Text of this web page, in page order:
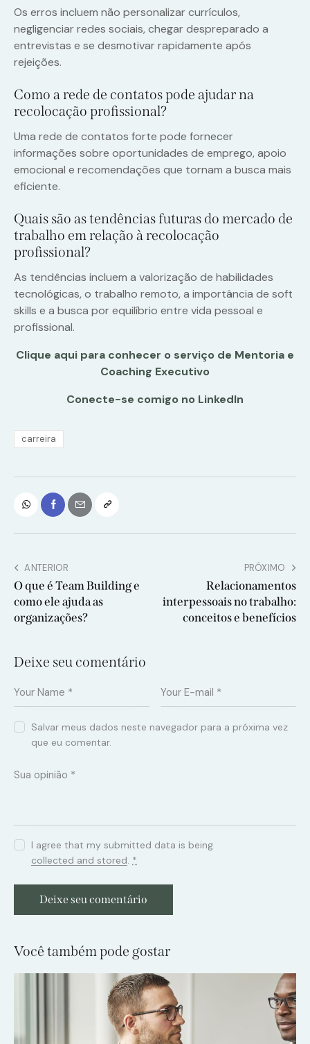
Os erros incluem não personalizar currículos,
negligenciar redes sociais, chegar despreparado a
entrevistas e se desmotivar rapidamente após
rejeições.
Como a rede de contatos pode ajudar na
recolocação profissional?
Uma rede de contatos forte pode fornecer
informações sobre oportunidades de emprego, apoio
emocional e recomendações que tornam a busca mais
eficiente.
Quais são as tendências futuras do mercado de
trabalho em relação à recolocação
profissional?
As tendências incluem a valorização de habilidades
tecnológicas, o trabalho remoto, a importância de soft
skills e a busca por equilíbrio entre vida pessoal e
profissional.
Clique aqui para conhecer o serviço de Mentoria e
Coaching Executivo
Conecte-se comigo no LinkedIn
carreira
ANTERIOR
O que é Team Building e
como ele ajuda as
organizações?
PRÓXIMO
Relacionamentos
interpessoais no trabalho:
conceitos e benefícios
Deixe seu comentário
Salvar meus dados neste navegador para a próxima vez
que eu comentar.
I agree that my submitted data is being
collected and stored. *
Você também pode gostar